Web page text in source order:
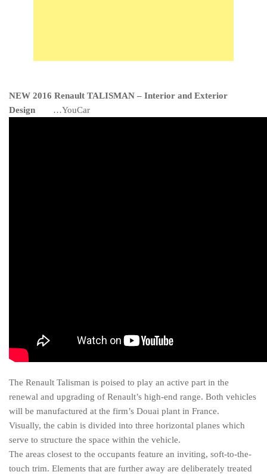
NEW 2016 Renault TALISMAN – Interior and Exterior
Design …YouCar
The Renault Talisman is poised to play an active part in the
renewal and upgrading of Renault’s high-end range. Both vehicles
will be manufactured at the firm’s Douai plant in France.
Visually, the cabin is divided into three horizontal planes which
serve to structure the space within the vehicle.
The areas closest to the occupants feature an inviting, soft-to-the-
touch trim. Elements that are further away are deliberately treated